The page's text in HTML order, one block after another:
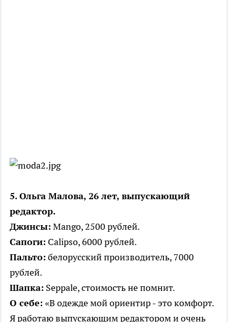
5. Ольга Малова, 26 лет, выпускающий
редактор.
Джинсы: Mango, 2500 рублей.
Сапоги: Calipso, 6000 рублей.
Пальто: белорусский производитель, 7000
рублей.
Шапка: Seppale, стоимость не помнит.
О себе: «В одежде мой ориентир - это комфорт.
Я работаю выпускающим редактором и очень